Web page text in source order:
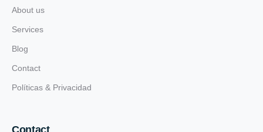
About us
Services
Blog
Contact
Políticas & Privacidad
Contact